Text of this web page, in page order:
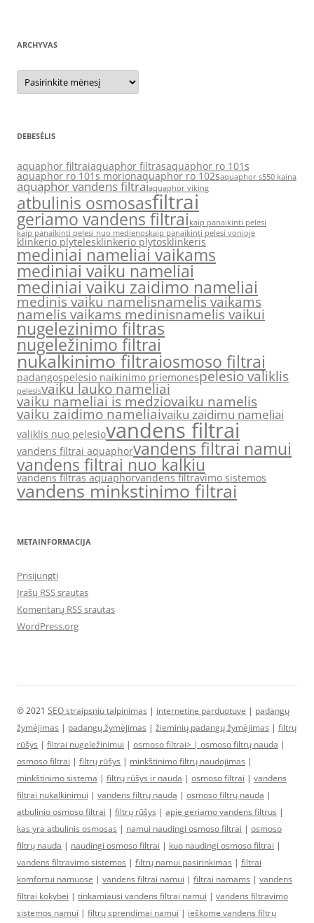
ARCHYVAS
Archyvas
DEBESĖLIS
aquaphor filtraiaquaphor filtrasaquaphor ro 101s
aquaphor ro 101s morionaquaphor ro 102saquaphor s550 kaina
aquaphor vandens filtraiaquaphor viking
atbulinis osmosasfiltrai
geriamo vandens filtraikaip panaikinti pelesi
kaip panaikinti pelesi nuo medienoskaip panaikinti pelesi vonioje
klinkerio plytelesklinkerio plytosklinkeris
mediniai nameliai vaikams
mediniai vaiku nameliai
mediniai vaiku zaidimo nameliai
medinis vaiku namelisnamelis vaikams
namelis vaikams medinisnamelis vaikui
nugelezinimo filtras
nugeležinimo filtrai
nukalkinimo filtraiosmoso filtrai
padangospelesio naikinimo priemonespelesio valiklis
pelesisvaiku lauko nameliai
vaiku nameliai is medziovaiku namelis
vaiku zaidimo nameliaivaiku zaidimu nameliai
valiklis nuo pelesiovandens filtrai
vandens filtrai aquaphorvandens filtrai namui
vandens filtrai nuo kalkiu
vandens filtras aquaphorvandens filtravimo sistemos
vandens minkstinimo filtrai
METAINFORMACIJA
Prisijungti
Įrašų RSS srautas
Komentarų RSS srautas
WordPress.org
© 2021 SEO straipsniu talpinimas | internetine parduotuve | padangų
žymėjimas | padangų žymėjimas | žieminių padangų žymėjimas | filtrų
rūšys | filtrai nugeležinimui | osmoso filtrai> | osmoso filtrų nauda |
osmoso filtrai | filtrų rūšys | minkštinimo filtrų naudojimas |
minkštinimo sistema | filtrų rūšys ir nauda | osmoso filtrai | vandens
filtrai nukalkinimui | vandens filtrų nauda | osmoso filtrų nauda |
atbulinio osmoso filtrai | filtrų rūšys | apie geriamo vandens filtrus |
kas yra atbulinis osmosas | namui naudingi osmoso filtrai | osmoso
filtrų nauda | naudingi osmoso filtrai | kuo naudingi osmoso filtrai |
vandens filtravimo sistemos | filtrų namui pasirinkimas | filtrai
komfortui namuose | vandens filtrai namui | filtrai namams | vandens
filtrai kokybei | tinkamiausi vandens filtrai namui | vandens filtravimo
sistemos namui | filtrų sprendimai namui | ieškome vandens filtrų